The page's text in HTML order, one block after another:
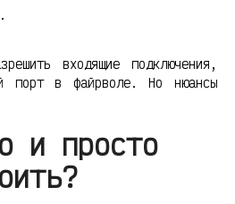
входящие подключения,
порт в файрволе. Но нюансы
и просто